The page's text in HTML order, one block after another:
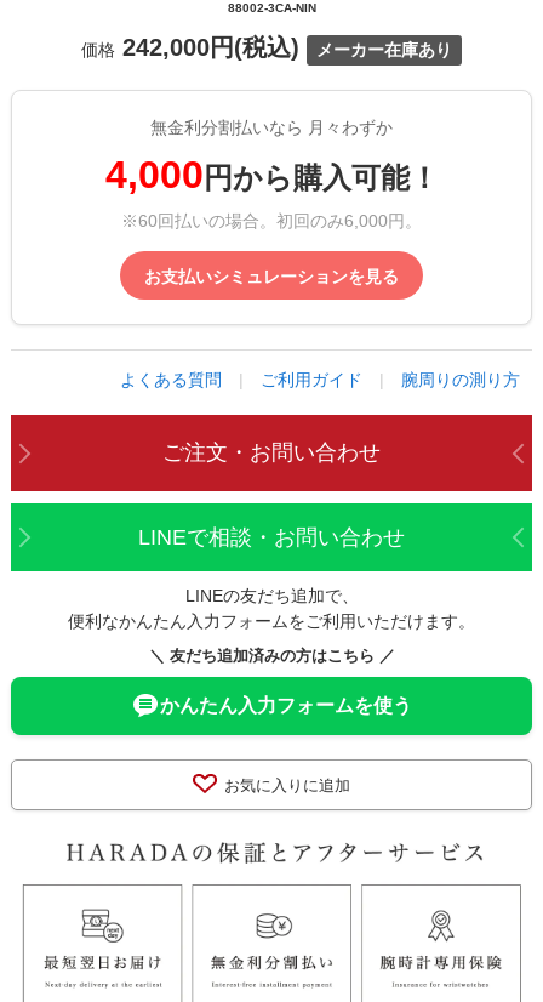
88002-3CA-NIN
価格 242,000円(税込) メーカー在庫あり
無金利分割払いなら 月々わずか
4,000 円から購入可能！
※60回払いの場合。初回のみ6,000円。
お支払いシミュレーションを見る
よくある質問 | ご利用ガイド | 腕周りの測り方
ご注文・お問い合わせ
LINEで相談・お問い合わせ
LINEの友だち追加で、
便利なかんたん入力フォームをご利用いただけます。
＼ 友だち追加済みの方はこちら ／
かんたん入力フォームを使う
お気に入りに追加